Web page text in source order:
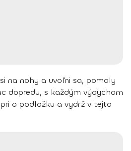
na nohy a uvoľni sa, pomaly
dopredu, s každým výdychom
o podložku a vydrž v tejto